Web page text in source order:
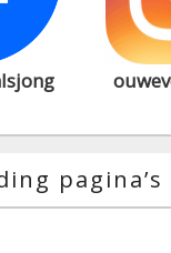
pagina’s